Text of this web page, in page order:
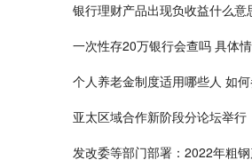
银行理财产品出现负收益什么意
一次性存20万银行会查吗 具体
个人养老金制度适用哪些人 如
亚太区域合作新阶段分论坛举行
发改委等部门部署：2022年粗